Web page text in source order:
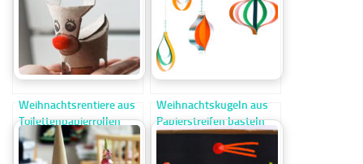
Weihnachtsrentiere aus
Toilettenpapierrollen
Schritt für Schritt
basteln
Weihnachtskugeln aus
Papierstreifen basteln